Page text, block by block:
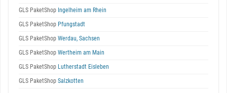
GLS PaketShop Ingelheim am Rhein
GLS PaketShop Pfungstadt
GLS PaketShop Werdau, Sachsen
GLS PaketShop Wertheim am Main
GLS PaketShop Lutherstadt Eisleben
GLS PaketShop Salzkotten